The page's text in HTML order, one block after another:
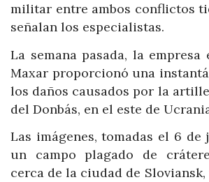
militar entre ambos conflictos
señalan los especialistas.
La semana pasada, la empresa
Maxar proporcionó una
los daños causados por la
del Donbás, en el este de
Las imágenes, tomadas el 6 de
un campo plagado de
cerca de la ciudad de